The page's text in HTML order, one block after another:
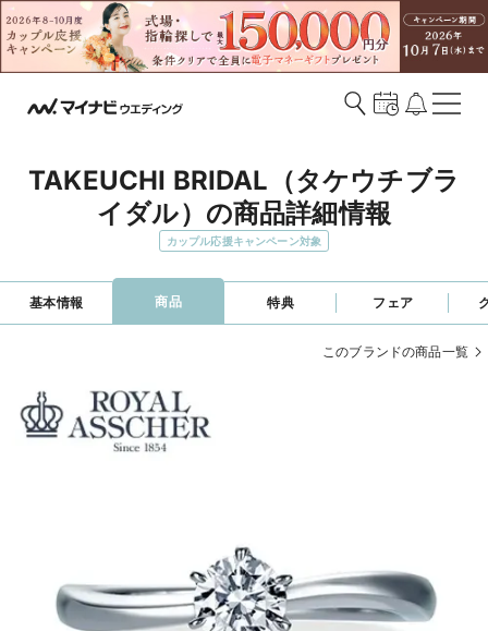
TAKEUCHI BRIDAL（タケウチブラ
イダル）の商品詳細情報
カップル応援キャンペーン対象
基本情報 商品 特典 フェア
このブランドの商品一覧